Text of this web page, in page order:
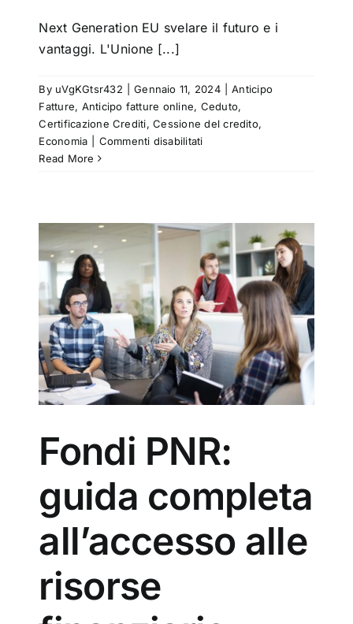
Next Generation EU svelare il futuro e i
vantaggi. L'Unione [...]
By uVgKGtsr432 Gennaio 11, 2024
Anticipo
Fatture, Anticipo fatture online, Ceduto,
Certificazione Crediti,Cessione del credito,
Economia
Commenti disabilitatisu
il
futuro
e
i
vantaggi
Read More
Fondi PNR:
guida completa
all’accesso alle
risorse